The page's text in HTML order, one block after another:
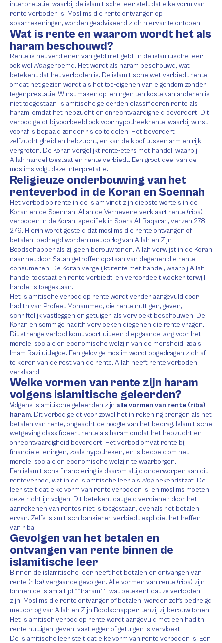
interpretatie, waarbij de islamitische leer stelt dat elke vorm van
rente verboden is. Moslims die rente ontvangen op
spaarrekeningen, worden geadviseerd zich hiervan te ontdoen.
Wat is rente en waarom wordt het als
haram beschouwd?
Rente is het verdienen van geld met geld, in de islamitische leer
ook wel ribagenoemd. Het wordt als haram beschouwd, wat
betekent dat het verboden is. De islamitische wet verbiedt rente
omdat het gezien wordt als het toe-eigenen van eigendom zonder
tegenprestatie. Winst maken op leningen ten koste van anderen is
niet toegestaan. Islamitische geleerden classificeren rente als
haram, omdat het hebzucht en onrechtvaardigheid bevordert. Dit
verbod geldt bijvoorbeeld ook voor hypotheekrente, waarbij winst
vooraf is bepaald zonder risico te delen. Het bevordert
zelfzuchtigheid en hebzucht, en kan de kloof tussen arm en rijk
vergroten. De Koran vergelijkt rente-eters met handel, waarbij
Allah handel toestaat en rente verbiedt. Een groot deel van de
moslims volgt deze interpretatie.
Religieuze onderbouwing van het
renteverbod in de Koran en Soennah
Het verbod op rente in de islam vindt zijn diepste wortels in de
Koran en de Soennah. Allah de Verhevene verklaart rente (riba)
verboden in de Koran, specifiek in Soera Al-Baqarah, verzen 278-
279. Hierin wordt gesteld dat moslims die rente ontvangen of
betalen, bedreigd worden met oorlog van Allah en Zijn
Boodschapper als zij geen berouw tonen. Allah verwijst in de Koran
naar het door Satan getroffen opstaan van degenen die rente
consumeren. De Koran vergelijkt rente met handel, waarbij Allah
handel toestaat en rente verbiedt, en veroordeelt woeker terwijl
handel is toegestaan.
Het islamitische verbod op rente wordt verder aangevuld door
hadith van Profeet Mohammed, die rente nuttigen, geven,
schriftelijk vastleggen en getuigen als vervloekt beschouwen. De
Koran en sommige hadith vervloeken diegenen die rente vragen.
Dit strenge verbod komt voort uit een diepgaande zorg voor het
morele, sociale en economische welzijn van de mensheid, zoals
Imam Razi uitlegde. Een gelovige moslim wordt opgedragen zich af
te keren van de rest van de rente. Allah heeft rente verboden
verklaard.
Welke vormen van rente zijn haram
volgens islamitische geleerden?
Volgens islamitische geleerden zijn alle vormen van rente (riba)
haram. Dit verbod geldt voor zowel het in rekening brengen als het
betalen van rente, ongeacht de hoogte van het bedrag. Islamitische
wetgeving classificeert rente als haram omdat het hebzucht en
onrechtvaardigheid bevordert. Het verbod omvat rente bij
financiële leningen, zoals hypotheken, en is bedoeld om het
morele, sociale en economische welzijn te waarborgen.
Een islamitische financiering is daarom altijd onderworpen aan dit
renteverbod, wat in de islamitische leer als riba bekendstaat. De
leer stelt dat elke vorm van rente verboden is, en moslims moeten
deze richtlijn volgen. Dit betekent dat geld verdienen door het
aanrekenen van rentes niet is toegestaan, evenals het betalen
ervan. Zelfs islamitisch bankieren verbiedt expliciet het heffen
van riba.
Gevolgen van het betalen en
ontvangen van rente binnen de
islamitische leer
Binnen de islamitische leer heeft het betalen en ontvangen van
rente (riba) vergaande gevolgen. Alle vormen van rente (riba) zijn
binnen de islam altijd **haram**, wat betekent dat ze verboden
zijn. Moslims die rente ontvangen of betalen, worden zelfs bedreigd
met oorlog van Allah en Zijn Boodschapper, tenzij zij berouw tonen.
Het islamitisch verbod op rente wordt aangevuld met een hadith:
rente nuttigen, geven, vastleggen of getuigen is vervloekt.
De islamitische leer stelt dat elke vorm van rente verboden is. Een